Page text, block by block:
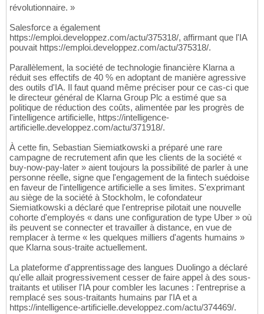
révolutionnaire. »
Salesforce a également
https://emploi.developpez.com/actu/375318/, affirmant que l'IA
pouvait https://emploi.developpez.com/actu/375318/.
Parallèlement, la société de technologie financière Klarna a
réduit ses effectifs de 40 % en adoptant de manière agressive
des outils d'IA. Il faut quand même préciser pour ce cas-ci que
le directeur général de Klarna Group Plc a estimé que sa
politique de réduction des coûts, alimentée par les progrès de
l'intelligence artificielle, https://intelligence-
artificielle.developpez.com/actu/371918/.
À cette fin, Sebastian Siemiatkowski a préparé une rare
campagne de recrutement afin que les clients de la société «
buy-now-pay-later » aient toujours la possibilité de parler à une
personne réelle, signe que l'engagement de la fintech suédoise
en faveur de l'intelligence artificielle a ses limites. S'exprimant
au siège de la société à Stockholm, le cofondateur
Siemiatkowski a déclaré que l'entreprise pilotait une nouvelle
cohorte d'employés « dans une configuration de type Uber » où
ils peuvent se connecter et travailler à distance, en vue de
remplacer à terme « les quelques milliers d'agents humains »
que Klarna sous-traite actuellement.
La plateforme d'apprentissage des langues Duolingo a déclaré
qu'elle allait progressivement cesser de faire appel à des sous-
traitants et utiliser l'IA pour combler les lacunes : l'entreprise a
remplacé ses sous-traitants humains par l'IA et a
https://intelligence-artificielle.developpez.com/actu/374469/.